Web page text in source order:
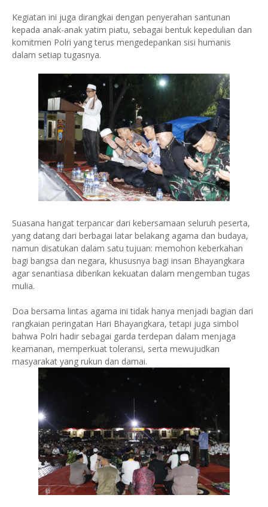
Kegiatan ini juga dirangkai dengan penyerahan santunan
kepada anak-anak yatim piatu, sebagai bentuk kepedulian dan
komitmen Polri yang terus mengedepankan sisi humanis
dalam setiap tugasnya.
Suasana hangat terpancar dari kebersamaan seluruh peserta,
yang datang dari berbagai latar belakang agama dan budaya,
namun disatukan dalam satu tujuan: memohon keberkahan
bagi bangsa dan negara, khususnya bagi insan Bhayangkara
agar senantiasa diberikan kekuatan dalam mengemban tugas
mulia.
Doa bersama lintas agama ini tidak hanya menjadi bagian dari
rangkaian peringatan Hari Bhayangkara, tetapi juga simbol
bahwa Polri hadir sebagai garda terdepan dalam menjaga
keamanan, memperkuat toleransi, serta mewujudkan
masyarakat yang rukun dan damai.